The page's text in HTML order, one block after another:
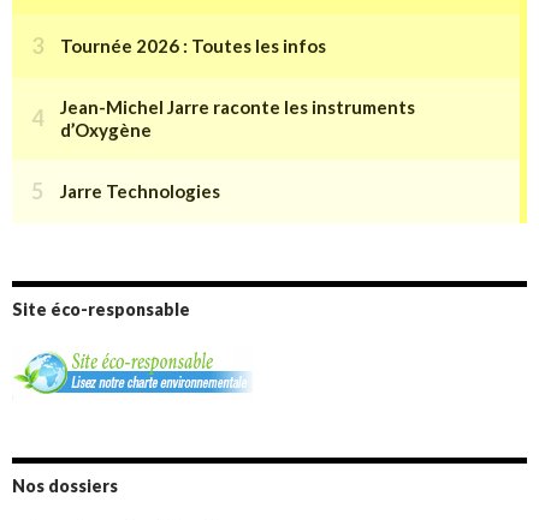
Tournée 2026 : Toutes les infos
Jean-Michel Jarre raconte les instruments
d’Oxygène
Jarre Technologies
Site éco-responsable
Nos dossiers